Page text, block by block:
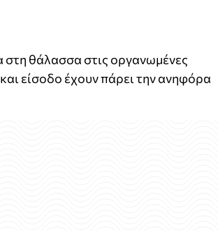
στη θάλασσα στις οργανωμένες
είσοδο έχουν πάρει την ανηφόρα